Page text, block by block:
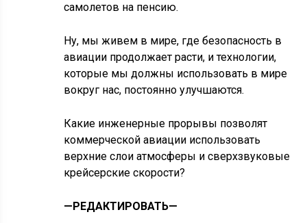
самолетов на пенсию.
Ну, мы живем в мире, где безопасность в
авиации продолжает расти, и технологии,
которые мы должны использовать в мире
вокруг нас, постоянно улучшаются.
Какие инженерные прорывы позволят
коммерческой авиации использовать
верхние слои атмосферы и сверхзвуковые
крейсерские скорости?
—РЕДАКТИРОВАТЬ—